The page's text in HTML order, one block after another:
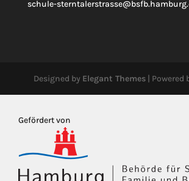
schule-
Designed by Elegant Themes| Powered
Gefördert von